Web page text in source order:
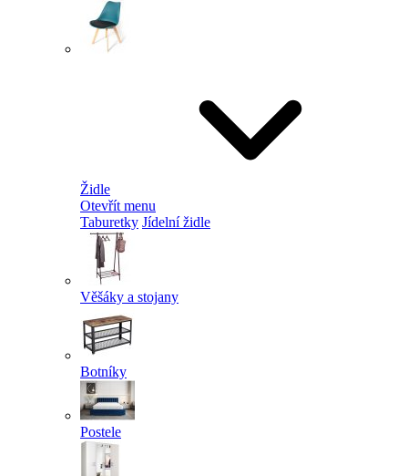
Židle
Otevřít menu
Taburetky Jídelní židle
Věšáky a stojany
Botníky
Postele